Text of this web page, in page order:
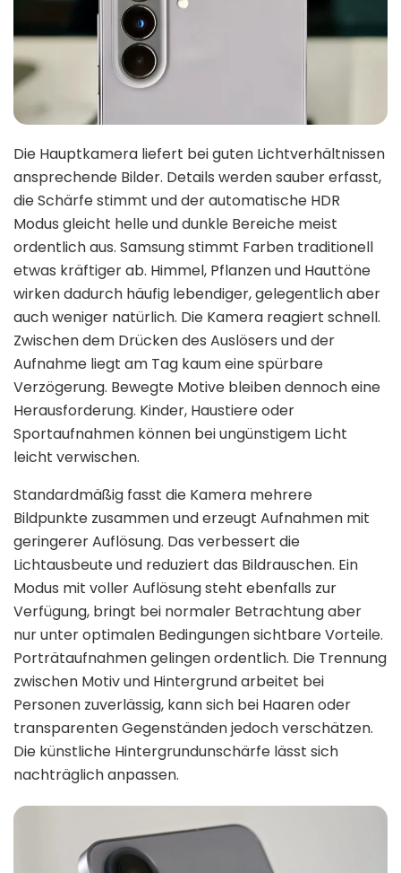
Die Hauptkamera liefert bei guten Lichtverhältnissen
ansprechende Bilder. Details werden sauber erfasst,
die Schärfe stimmt und der automatische HDR
Modus gleicht helle und dunkle Bereiche meist
ordentlich aus. Samsung stimmt Farben traditionell
etwas kräftiger ab. Himmel, Pflanzen und Hauttöne
wirken dadurch häufig lebendiger, gelegentlich aber
auch weniger natürlich. Die Kamera reagiert schnell.
Zwischen dem Drücken des Auslösers und der
Aufnahme liegt am Tag kaum eine spürbare
Verzögerung. Bewegte Motive bleiben dennoch eine
Herausforderung. Kinder, Haustiere oder
Sportaufnahmen können bei ungünstigem Licht
leicht verwischen.
Standardmäßig fasst die Kamera mehrere
Bildpunkte zusammen und erzeugt Aufnahmen mit
geringerer Auflösung. Das verbessert die
Lichtausbeute und reduziert das Bildrauschen. Ein
Modus mit voller Auflösung steht ebenfalls zur
Verfügung, bringt bei normaler Betrachtung aber
nur unter optimalen Bedingungen sichtbare Vorteile.
Porträtaufnahmen gelingen ordentlich. Die Trennung
zwischen Motiv und Hintergrund arbeitet bei
Personen zuverlässig, kann sich bei Haaren oder
transparenten Gegenständen jedoch verschätzen.
Die künstliche Hintergrundunschärfe lässt sich
nachträglich anpassen.